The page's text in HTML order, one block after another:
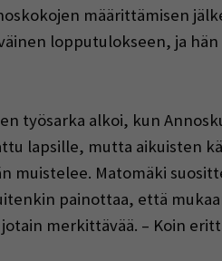
määrittämisen
lopputulokseen, ja hän
työsarka alkoi, kun
lapsille, mutta aikuisten
muistelee. Matomäki
painottaa, että
merkittävää. – Koin